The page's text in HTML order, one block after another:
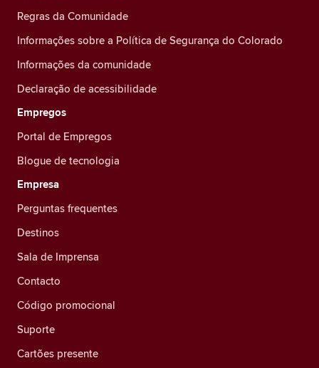
Regras da Comunidade
Informações sobre a Política de Segurança do Colorado
Informações da comunidade
Declaração de acessibilidade
Empregos
Portal de Empregos
Blogue de tecnologia
Empresa
Perguntas frequentes
Destinos
Sala de Imprensa
Contacto
Código promocional
Suporte
Cartões presente